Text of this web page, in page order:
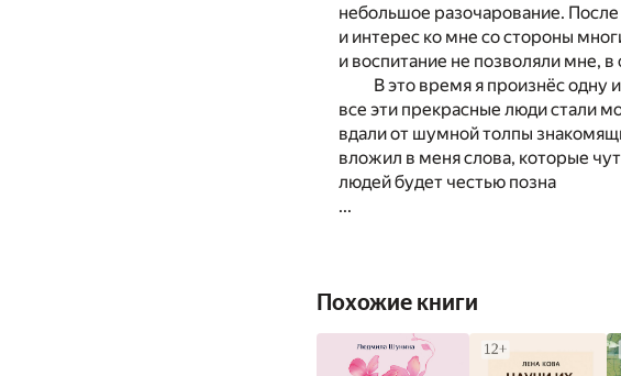
небольшое разочарование.
и интерес ко мне со стороны
и воспитание не позволяли мне,
В это время я произнёс одну
все эти прекрасные люди стали
вдали от шумной толпы
вложил в меня слова, которые
людей будет честью позна
...
Похожие книги